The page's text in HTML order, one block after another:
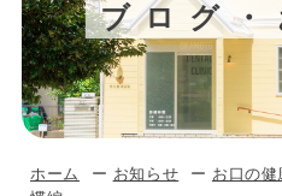
ブログ
ホーム お知らせ お口の健